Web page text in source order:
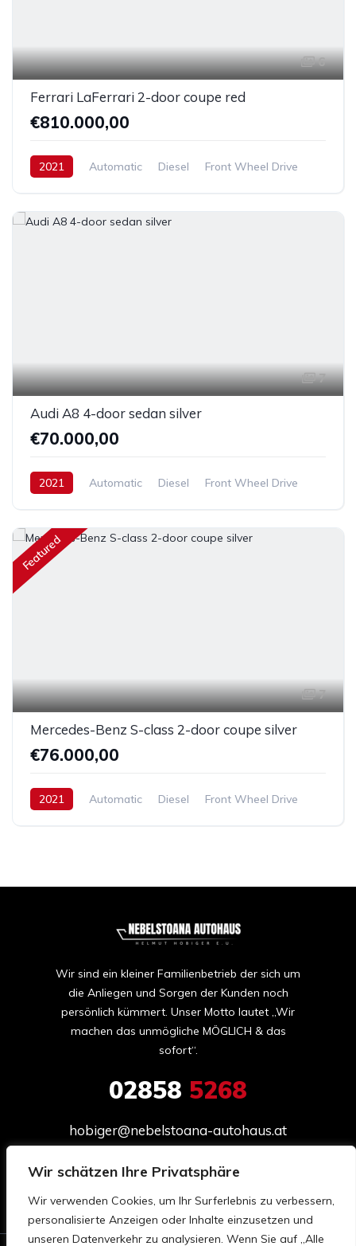
Wir schätzen Ihre Privatsphäre
Wir verwenden Cookies, um Ihr Surferlebnis zu verbessern,
personalisierte Anzeigen oder Inhalte einzusetzen und
unseren Datenverkehr zu analysieren. Wenn Sie auf „Alle
6
Ferrari LaFerrari 2-door coupe red
€810.000,00
2021 Automatic Diesel Front Wheel Drive
7
Audi A8 4-door sedan silver
€70.000,00
2021 Automatic Diesel Front Wheel Drive
Featured
7
Mercedes-Benz S-class 2-door coupe silver
€76.000,00
2021 Automatic Diesel Front Wheel Drive
Wir sind ein kleiner Familienbetrieb der sich um
die Anliegen und Sorgen der Kunden noch
persönlich kümmert. Unser Motto lautet „Wir
machen das unmögliche MÖGLICH & das
sofort“.
02858 5268
hobiger@nebelstoana-autohaus.at
Wultschau 42
3970 Moorbad Harbach
Österreich